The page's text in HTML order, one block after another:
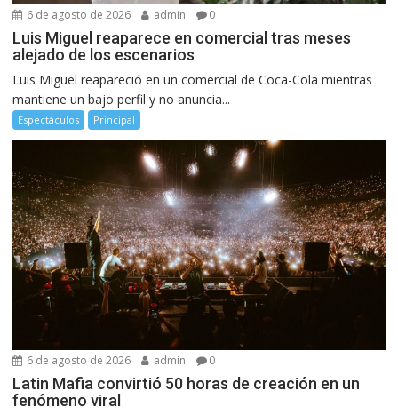
6 de agosto de 2026 admin 0
Luis Miguel reaparece en comercial tras meses
alejado de los escenarios
Luis Miguel reapareció en un comercial de Coca-Cola mientras
mantiene un bajo perfil y no anuncia...
Espectáculos Principal
6 de agosto de 2026 admin 0
Latin Mafia convirtió 50 horas de creación en un
fenómeno viral